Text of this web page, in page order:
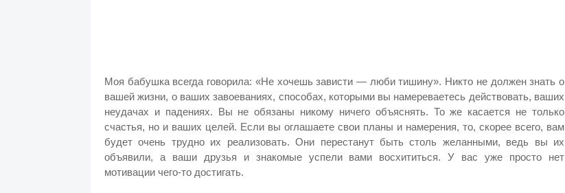
Моя бабушка всегда говорила: «Не хочешь зависти — люби тишину». Никто не должен знать о
вашей жизни, о ваших завоеваниях, способах, которыми вы намереваетесь действовать, ваших
неудачах и падениях. Вы не обязаны никому ничего объяснять. То же касается не только
счастья, но и ваших целей. Если вы оглашаете свои планы и намерения, то, скорее всего, вам
будет очень трудно их реализовать. Они перестанут быть столь желанными, ведь вы их
объявили, а ваши друзья и знакомые успели вами восхититься. У вас уже просто нет
мотивации чего-то достигать.